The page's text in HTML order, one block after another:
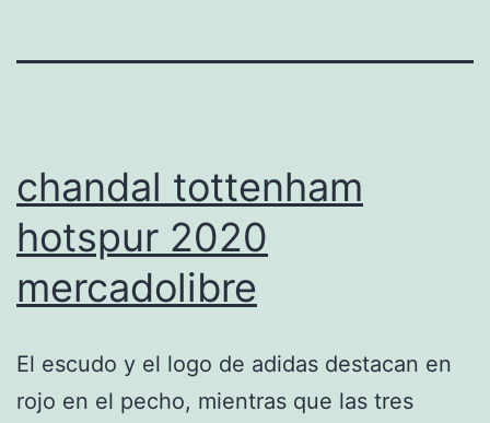
chandal tottenham
hotspur 2020
mercadolibre
El escudo y el logo de adidas destacan en
rojo en el pecho, mientras que las tres